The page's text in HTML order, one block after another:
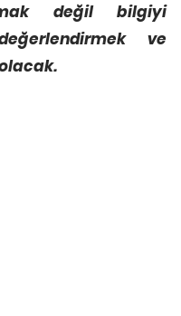
değil bilgiyi
ve